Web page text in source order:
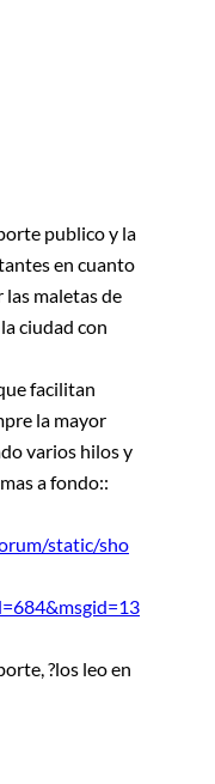
publico y la
en cuanto
las maletas de
ciudad con
facilitan
la mayor
varios hilos y
a fondo::
static/sho
?los leo en